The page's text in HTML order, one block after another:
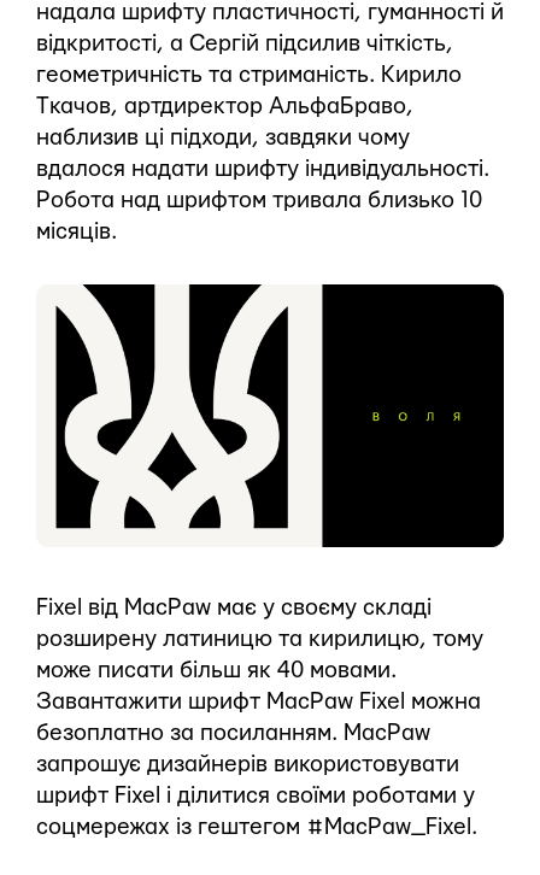
надала шрифту пластичності, гуманності й
відкритості, а Сергій підсилив чіткість,
геометричність та стриманість. Кирило
Ткачов, артдиректор АльфаБраво,
наблизив ці підходи, завдяки чому
вдалося надати шрифту індивідуальності.
Робота над шрифтом тривала близько 10
місяців.
Fixel від MacPaw має у своєму складі
розширену латиницю та кирилицю, тому
може писати більш як 40 мовами.
Завантажити шрифт MacPaw Fixel можна
безоплатно за посиланням. MacPaw
запрошує дизайнерів використовувати
шрифт Fixel і ділитися своїми роботами у
соцмережах із гештегом #MacPaw_Fixel.